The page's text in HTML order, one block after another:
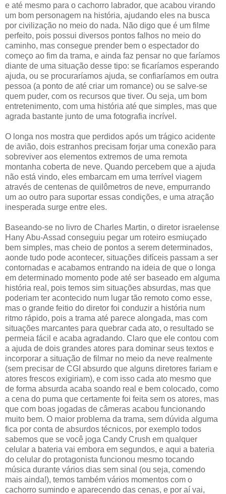
e até mesmo para o cachorro labrador, que acabou virando
um bom personagem na história, ajudando eles na busca
por civilização no meio do nada. Não digo que é um filme
perfeito, pois possui diversos pontos falhos no meio do
caminho, mas consegue prender bem o espectador do
começo ao fim da trama, e ainda faz pensar no que faríamos
diante de uma situação desse tipo: se ficaríamos esperando
ajuda, ou se procuraríamos ajuda, se confiaríamos em outra
pessoa (a ponto de até criar um romance) ou se salve-se
quem puder, com os recursos que tiver. Ou seja, um bom
entretenimento, com uma história até que simples, mas que
agrada bastante junto de uma fotografia incrível.
O longa nos mostra que perdidos após um trágico acidente
de avião, dois estranhos precisam forjar uma conexão para
sobreviver aos elementos extremos de uma remota
montanha coberta de neve. Quando percebem que a ajuda
não está vindo, eles embarcam em uma terrível viagem
através de centenas de quilômetros de neve, empurrando
um ao outro para suportar essas condições, e uma atração
inesperada surge entre eles.
Baseando-se no livro de Charles Martin, o diretor israelense
Hany Abu-Assad conseguiu pegar um roteiro esmiuçado
bem simples, mas cheio de pontos a serem determinados,
aonde tudo pode acontecer, situações difíceis passam a ser
contornadas e acabamos entrando na ideia de que o longa
em determinado momento pode até ser baseado em alguma
história real, pois temos sim situações absurdas, mas que
poderiam ter acontecido num lugar tão remoto como esse,
mas o grande feitio do diretor foi conduzir a história num
ritmo rápido, pois a trama até parece alongada, mas com
situações marcantes para quebrar cada ato, o resultado se
permeia fácil e acaba agradando. Claro que ele contou com
a ajuda de dois grandes atores para dominar seus textos e
incorporar a situação de filmar no meio da neve realmente
(sem precisar de CGI absurdo que alguns diretores fariam e
atores frescos exigiriam), e com isso cada ato mesmo que
de forma absurda acaba soando real e bem colocado, como
a cena do puma que certamente foi feita sem os atores, mas
que com boas jogadas de câmeras acabou funcionando
muito bem. O maior problema da trama, sem dúvida alguma
fica por conta de absurdos técnicos, por exemplo todos
sabemos que se você joga Candy Crush em qualquer
celular a bateria vai embora em segundos, e aqui a bateria
do celular do protagonista funcionou mesmo tocando
música durante vários dias sem sinal (ou seja, comendo
mais ainda!), temos também vários momentos com o
cachorro sumindo e aparecendo das cenas, e por aí vai,